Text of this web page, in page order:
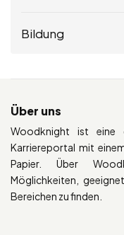
Bildung
Über uns
Woodknight ist eine
Karriereportal mit
Papier. Über
Möglichkeiten,
Bereichen zu finden.